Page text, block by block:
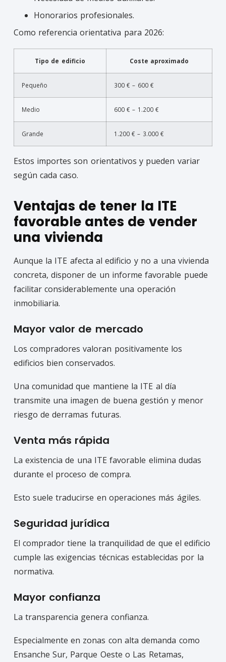
Honorarios profesionales.
Como referencia orientativa para 2026:
Tipo de edificio Coste aproximado
Pequeño 300 € – 600 €
Medio 600 € – 1.200 €
Grande 1.200 € – 3.000 €
Estos importes son orientativos y pueden variar
según cada caso.
Ventajas de tener la ITE
favorable antes de vender
una vivienda
Aunque la ITE afecta al edificio y no a una vivienda
concreta, disponer de un informe favorable puede
facilitar considerablemente una operación
inmobiliaria.
Mayor valor de mercado
Los compradores valoran positivamente los
edificios bien conservados.
Una comunidad que mantiene la ITE al día
transmite una imagen de buena gestión y menor
riesgo de derramas futuras.
Venta más rápida
La existencia de una ITE favorable elimina dudas
durante el proceso de compra.
Esto suele traducirse en operaciones más ágiles.
Seguridad jurídica
El comprador tiene la tranquilidad de que el edificio
cumple las exigencias técnicas establecidas por la
normativa.
Mayor confianza
La transparencia genera confianza.
Especialmente en zonas con alta demanda como
Ensanche Sur, Parque Oeste o Las Retamas,